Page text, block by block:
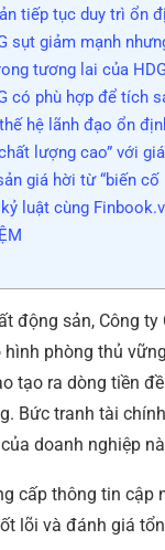
tiếp tục duy trì ổn
sụt giảm mạnh
tương lai của
có phù hợp để tích
hệ lãnh đạo ổn
lượng cao” với
giá hời từ “biến cố
luật cùng
động sản, Công
phòng thủ
tạo ra dòng tiền
Bức tranh tài
doanh nghiệp
cấp thông tin cập
lõi và đánh giá